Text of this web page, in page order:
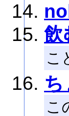
飲
こ
こ